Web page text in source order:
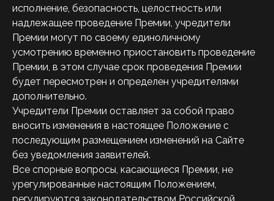
исполнение, безопасность, целостность или
надлежащее проведение Премии, учредители
Премии могут по своему единоличному
усмотрению временно приостановить проведение
Премии, в этом случае срок проведения Премии
будет пересмотрен и определен учредителями
дополнительно.
Учредители Премии оставляет за собой право
вносить изменения в настоящее Положение с
последующим размещением изменений на Сайте
без уведомления заявителей.
Все спорные вопросы, касающиеся Премии, не
урегулированные настоящим Положением,